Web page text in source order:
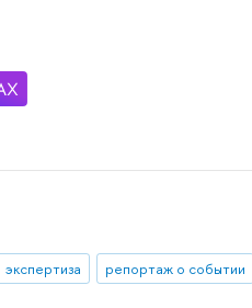
экспертиза репортаж о событии